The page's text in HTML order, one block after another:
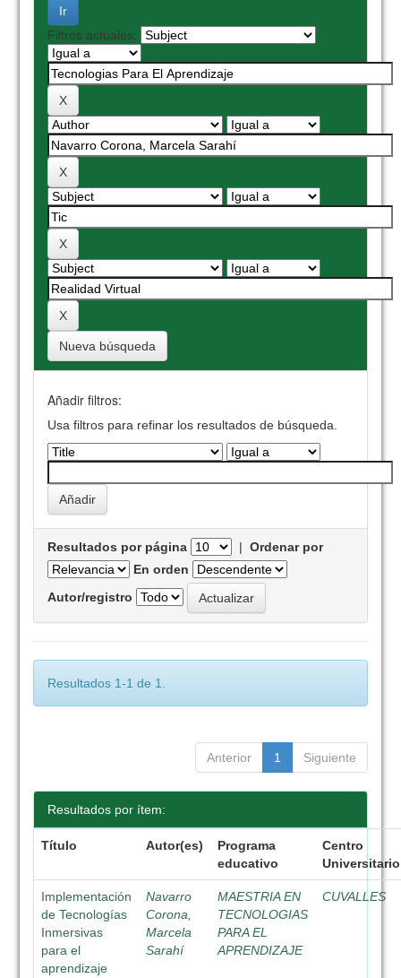
Filtros actuales:
Nueva búsqueda
Añadir filtros:
Usa filtros para refinar los resultados de búsqueda.
Resultados por página |Ordenar por
En orden
Autor/registro
Resultados 1-1 de 1.
Anterior 1 Siguiente
Resultados por ítem:
Título Autor(es)
Programa
educativo
Centro
Universitario
Implementación
de Tecnologías
Inmersivas
para el
aprendizaje
Navarro
Corona,
Marcela
Sarahí
MAESTRIA EN
TECNOLOGIAS
PARA EL
APRENDIZAJE
CUVALLES